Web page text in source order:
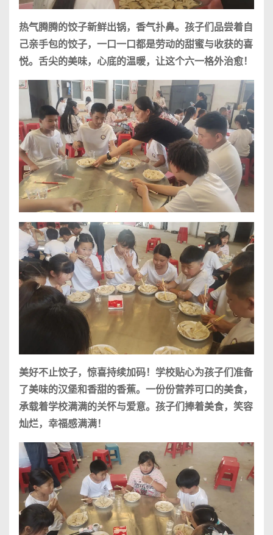
热气腾腾的饺子新鲜出锅，香气扑鼻。孩子们品尝着自
己亲手包的饺子，一口一口都是劳动的甜蜜与收获的喜
悦。舌尖的美味，心底的温暖，让这个六一格外治愈！
美好不止饺子，惊喜持续加码！学校贴心为孩子们准备
了美味的汉堡和香甜的香蕉。一份份营养可口的美食，
承载着学校满满的关怀与爱意。孩子们捧着美食，笑容
灿烂，幸福感满满！